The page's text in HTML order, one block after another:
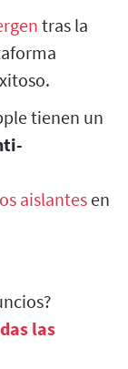
tras la
tienen un
aislantes en
las